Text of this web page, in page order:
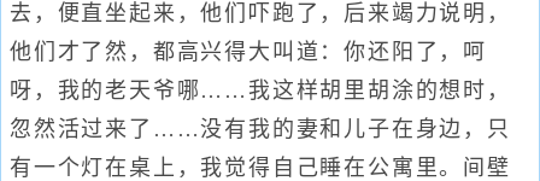
去，便直坐起来，他们吓跑了，后来竭力说明，
他们才了然，都高兴得大叫道：你还阳了，呵
呀，我的老天爷哪……我这样胡里胡涂的想时，
忽然活过来了……没有我的妻和儿子在身边，只
有一个灯在桌上，我觉得自己睡在公寓里。间壁